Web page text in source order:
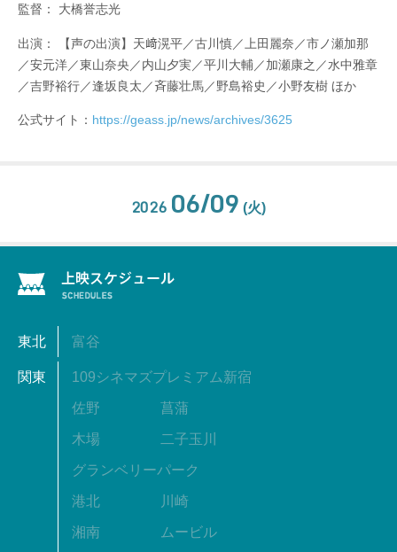
監督： 大橋誉志光
出演： 【声の出演】天﨑滉平／古川慎／上田麗奈／市ノ瀬加那
／安元洋／東山奈央／内山夕実／平川大輔／加瀬康之／水中雅章
／吉野裕行／逢坂良太／斉藤壮馬／野島裕史／小野友樹 ほか
公式サイト： https://geass.jp/news/archives/3625
2026 06/09 (火)
東北 富谷
関東 109シネマズプレミアム新宿
佐野 菖蒲
木場 二子玉川
グランベリーパーク
港北 川崎
湘南 ムービル